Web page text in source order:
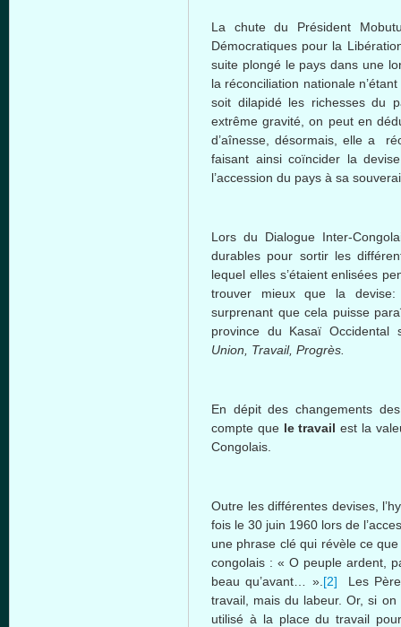
La chute du Président
Démocratiques pour la
suite plongéle paysdans une
la réconciliation nationale n’étant
soit dilapidéles richessesdu
extrême gravité , on peuten
d’aînesse ,désormais ,elle a
faisant ainsi coïncider la
l’accession du pays à sa
Lors du Dialogue Inter-
durables pour sortirles
lequel elles s’étaient enlisées
trouver
mieux que la
surprenant que cela puisse
province du Kasaï Occidental
Union, Travail, Progrès
En dépitdeschangements
compte que le travail est la
Congolais
Outre lesdifférentes devises,
fois le 30 juin 1960 lors de
une phrase cléqui révèle ce que
congolais : « O peuple ardent,
beauqu’avant… ». [2] Les
travail, mais du labeur. Or,si on
utilisé à la place du travail